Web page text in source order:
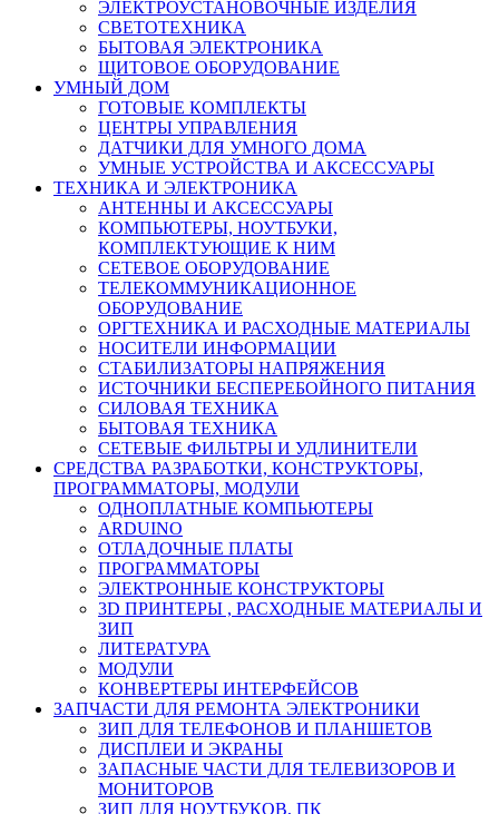
ЭЛЕКТРОУСТАНОВОЧНЫЕ ИЗДЕЛИЯ
СВЕТОТЕХНИКА
БЫТОВАЯ ЭЛЕКТРОНИКА
ЩИТОВОЕ ОБОРУДОВАНИЕ
УМНЫЙ ДОМ
ГОТОВЫЕ КОМПЛЕКТЫ
ЦЕНТРЫ УПРАВЛЕНИЯ
ДАТЧИКИ ДЛЯ УМНОГО ДОМА
УМНЫЕ УСТРОЙСТВА И АКСЕССУАРЫ
ТЕХНИКА И ЭЛЕКТРОНИКА
АНТЕННЫ И АКСЕССУАРЫ
КОМПЬЮТЕРЫ, НОУТБУКИ,
КОМПЛЕКТУЮЩИЕ К НИМ
СЕТЕВОЕ ОБОРУДОВАНИЕ
ТЕЛЕКОММУНИКАЦИОННОЕ
ОБОРУДОВАНИЕ
ОРГТЕХНИКА И РАСХОДНЫЕ МАТЕРИАЛЫ
НОСИТЕЛИ ИНФОРМАЦИИ
СТАБИЛИЗАТОРЫ НАПРЯЖЕНИЯ
ИСТОЧНИКИ БЕСПЕРЕБОЙНОГО ПИТАНИЯ
СИЛОВАЯ ТЕХНИКА
БЫТОВАЯ ТЕХНИКА
СЕТЕВЫЕ ФИЛЬТРЫ И УДЛИНИТЕЛИ
СРЕДСТВА РАЗРАБОТКИ, КОНСТРУКТОРЫ,
ПРОГРАММАТОРЫ, МОДУЛИ
ОДНОПЛАТНЫЕ КОМПЬЮТЕРЫ
ARDUINO
ОТЛАДОЧНЫЕ ПЛАТЫ
ПРОГРАММАТОРЫ
ЭЛЕКТРОННЫЕ КОНСТРУКТОРЫ
3D ПРИНТЕРЫ , РАСХОДНЫЕ МАТЕРИАЛЫ И
ЗИП
ЛИТЕРАТУРА
МОДУЛИ
КОНВЕРТЕРЫ ИНТЕРФЕЙСОВ
ЗАПЧАСТИ ДЛЯ РЕМОНТА ЭЛЕКТРОНИКИ
ЗИП ДЛЯ ТЕЛЕФОНОВ И ПЛАНШЕТОВ
ДИСПЛЕИ И ЭКРАНЫ
ЗАПАСНЫЕ ЧАСТИ ДЛЯ ТЕЛЕВИЗОРОВ И
МОНИТОРОВ
ЗИП ДЛЯ НОУТБУКОВ, ПК